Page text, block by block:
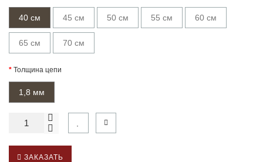
40 см 45 см 50 см 55 см 60 см
65 см 70 см
Толщина цепи
1,8 мм
ЗАКАЗАТЬ